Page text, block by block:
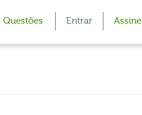
Questões Entrar Assine